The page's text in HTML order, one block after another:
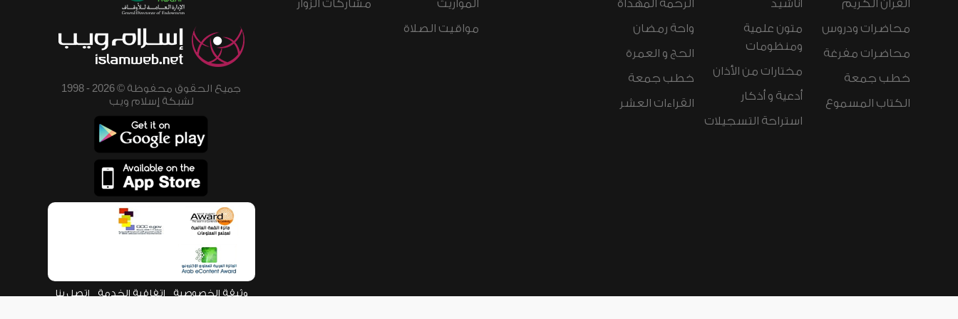
القرآن الكريم
محاضرات ودروس
محاضرات مفرغة
خطب جمعة
الكتاب المسموع
أناشيد
متون علمية
ومنظومات
مختارات من الأذان
أدعية و أذكار
استراحة التسجيلات
الرحمة المهداة
واحة رمضان
الحج و العمرة
خطب جمعة
القراءات العشر
المواريث
مواقيت الصلاة
مشاركات الزوار
جميع الحقوق محفوظة © 2026 - 1998
لشبكة إسلام ويب
وثيقة الخصوصية اتفاقية الخدمة اتصل بنا